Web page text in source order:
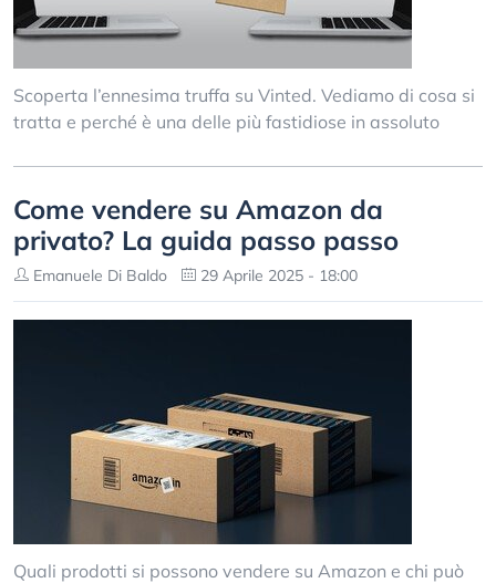
Scoperta l’ennesima truffa su Vinted. Vediamo di cosa si
tratta e perché è una delle più fastidiose in assoluto
Come vendere su Amazon da
privato? La guida passo passo
Emanuele Di Baldo 29 Aprile 2025 - 18:00
Quali prodotti si possono vendere su Amazon e chi può